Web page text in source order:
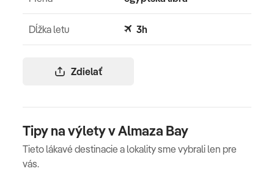
Zdielať
Dĺžka letu 3h
Tipy na výlety v Almaza Bay
Tieto lákavé destinacie a lokality sme vybrali len pre
vás.